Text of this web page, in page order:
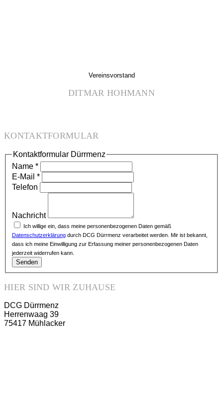
Vereinsvorstand
DITMAR HOHMANN
KONTAKTFORMULAR
Kontaktformular Dürrmenz
Name *
E-Mail *
Telefon
Nachricht
Ich willige ein, dass meine personenbezogenen Daten gemäß
Datenschutzerklärung durch DCG Dürrmenz verarbeitet werden. Mir ist bekannt,
dass ich meine Einwilligung zur Erfassung meiner personenbezogenen Daten
jederzeit widerrufen kann.
Senden
HIER SIND WIR ZUHAUSE
DCG Dürrmenz
Herrenwaag 39
75417 Mühlacker